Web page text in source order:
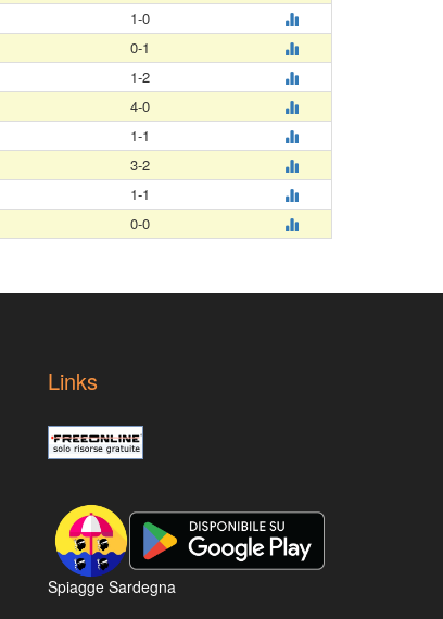
1-0
0-1
1-2
4-0
1-1
3-2
1-1
0-0
Links
Spiagge Sardegna